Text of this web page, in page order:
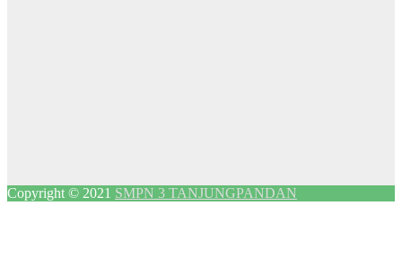
Copyright © 2021 SMPN 3 TANJUNGPANDAN